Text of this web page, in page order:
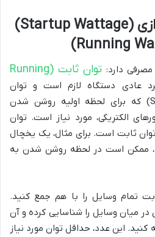
محاسبه توان راه‌اندازی (Startup Wattage)
دارد:
توان ثابت (Running
عادی دستگاه لازم است و توان
راه‌اندازی (Startup Wattage) که برای لحظه اولیه روشن شدن
الکتریکی، مورد نیاز است. توان
معمولاً ۲ تا ۳ برابر توان ثابت است. برای مثال، یک یخچال
۳۰۰ وات دارد، ممکن است در لحظه روشن شدن به
تمام وسایل را با هم جمع کنید.
در میان وسایل را شناسایی کرده و آن
این عدد، حداقل توان مورد نیاز